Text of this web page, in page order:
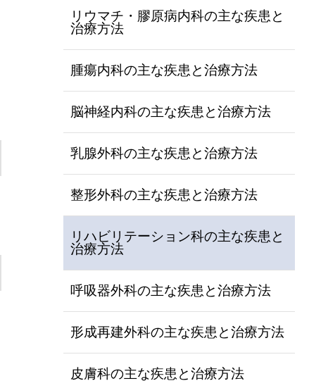
リウマチ・膠原病内科の主な疾患と
治療方法
腫瘍内科の主な疾患と治療方法
脳神経内科の主な疾患と治療方法
乳腺外科の主な疾患と治療方法
整形外科の主な疾患と治療方法
リハビリテーション科の主な疾患と
治療方法
呼吸器外科の主な疾患と治療方法
形成再建外科の主な疾患と治療方法
皮膚科の主な疾患と治療方法